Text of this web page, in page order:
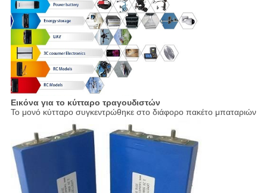
Εικόνα για το κύτταρο τραγουδιστών
Το μονό κύτταρο συγκεντρώθηκε στο διάφορο πακέτο μπαταριών